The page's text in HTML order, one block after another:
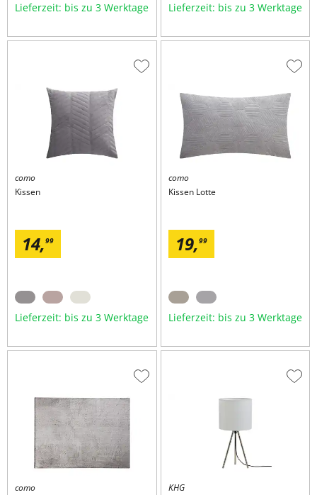
Lieferzeit: bis zu 3 Werktage Lieferzeit: bis zu 3 Werktage
como
Kissen
14,99
Zur
hinzufügen
Lieferzeit: bis zu 3 Werktage
como
Kissen Lotte
19,99
Zur
Lieferzeit: bis zu 3 Werktage
como
Zur
KHG
Zur